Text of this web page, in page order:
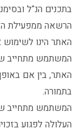
בתכנים הנ"ל
הרשאה ממפעילת
האתר הינו
המשתמש מתחייב
האתר, בין אם
בתמורה.
המשתמש מתחייב
העלולה לפגוע